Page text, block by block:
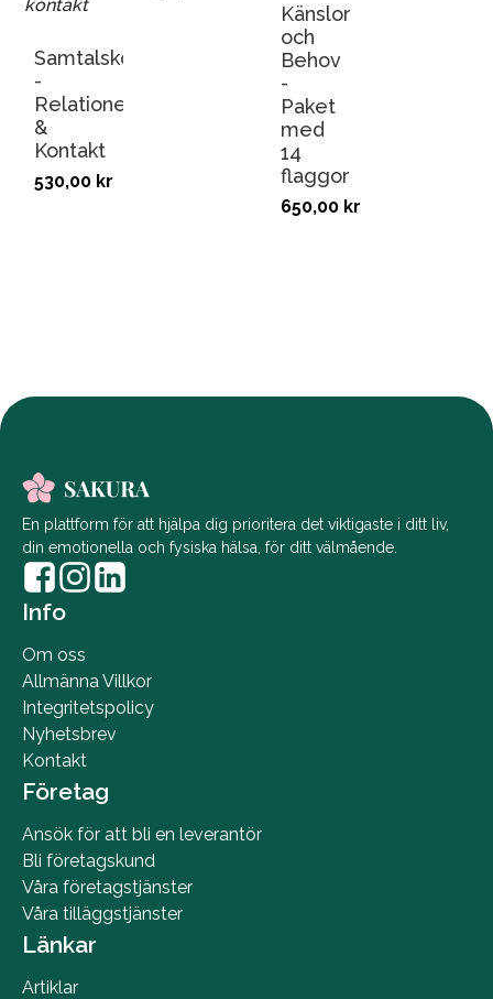
Samtalskort
-
Relationer
&
Kontakt
530,00 kr
Känslor
och
Behov
-
Paket
med
14
flaggor
650,00 kr
En plattform för att hjälpa dig prioritera det viktigaste i ditt liv,
din emotionella och fysiska hälsa, för ditt välmående.
Info
Om oss
Allmänna Villkor
Integritetspolicy
Nyhetsbrev
Kontakt
Företag
Ansök för att bli en leverantör
Bli företagskund
Våra företagstjänster
Våra tilläggstjänster
Länkar
Artiklar